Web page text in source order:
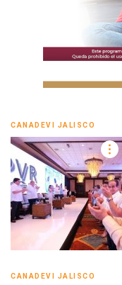
CANADEVI JALISCO
CANADEVI JALISCO